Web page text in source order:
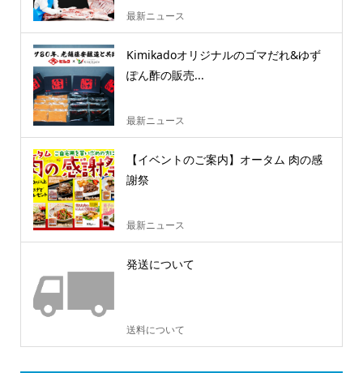
最新ニュース
Kimikadoオリジナルのゴマだれ&ゆず
ぽん酢の販売...
最新ニュース
【イベントのご案内】オータム 肉の感
謝祭
最新ニュース
発送について
送料について